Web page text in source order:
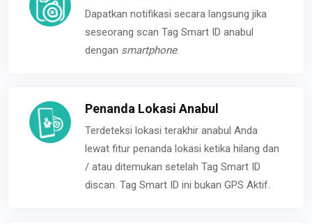
Dapatkan notifikasi secara langsung jika
seseorang scan Tag Smart ID anabul
dengan smartphone.
Penanda Lokasi Anabul
Terdeteksi lokasi terakhir anabul Anda
lewat fitur penanda lokasi ketika hilang dan
/ atau ditemukan setelah Tag Smart ID
discan. Tag Smart ID ini bukan GPS Aktif.